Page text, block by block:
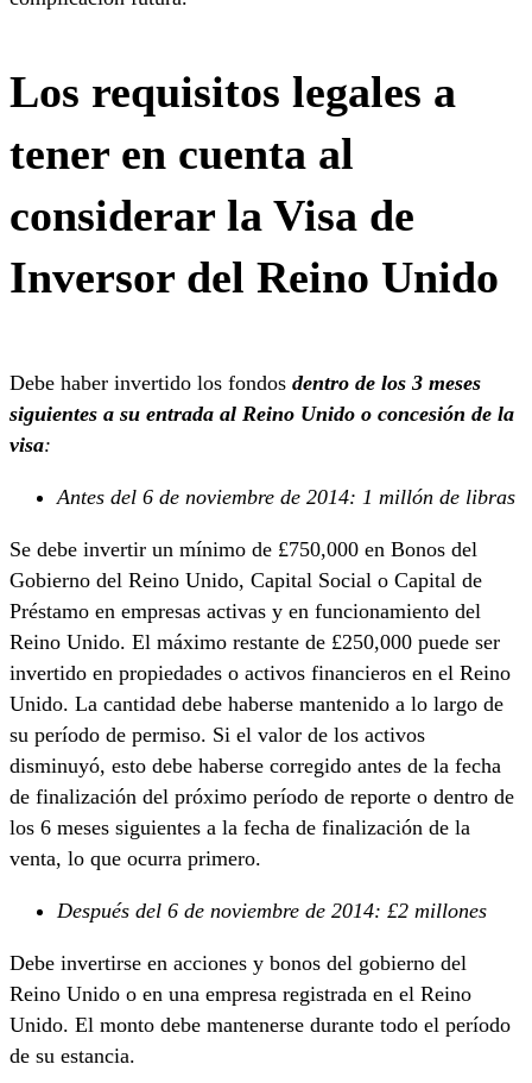
Los requisitos legales a
tener en cuenta al
considerar la Visa de
Inversor del Reino Unido
Debe haber invertido los fondos dentro de los 3 meses
siguientes a su entrada al Reino Unido o concesión de la
visa:
Antes del 6 de noviembre de 2014: 1 millón de libras
Se debe invertir un mínimo de £750,000 en Bonos del
Gobierno del Reino Unido, Capital Social o Capital de
Préstamo en empresas activas y en funcionamiento del
Reino Unido. El máximo restante de £250,000 puede ser
invertido en propiedades o activos financieros en el Reino
Unido. La cantidad debe haberse mantenido a lo largo de
su período de permiso. Si el valor de los activos
disminuyó, esto debe haberse corregido antes de la fecha
de finalización del próximo período de reporte o dentro de
los 6 meses siguientes a la fecha de finalización de la
venta, lo que ocurra primero.
Después del 6 de noviembre de 2014: £2 millones
Debe invertirse en acciones y bonos del gobierno del
Reino Unido o en una empresa registrada en el Reino
Unido. El monto debe mantenerse durante todo el período
de su estancia.